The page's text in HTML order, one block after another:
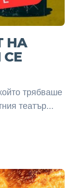
НА
СЕ
трябваше
театър...